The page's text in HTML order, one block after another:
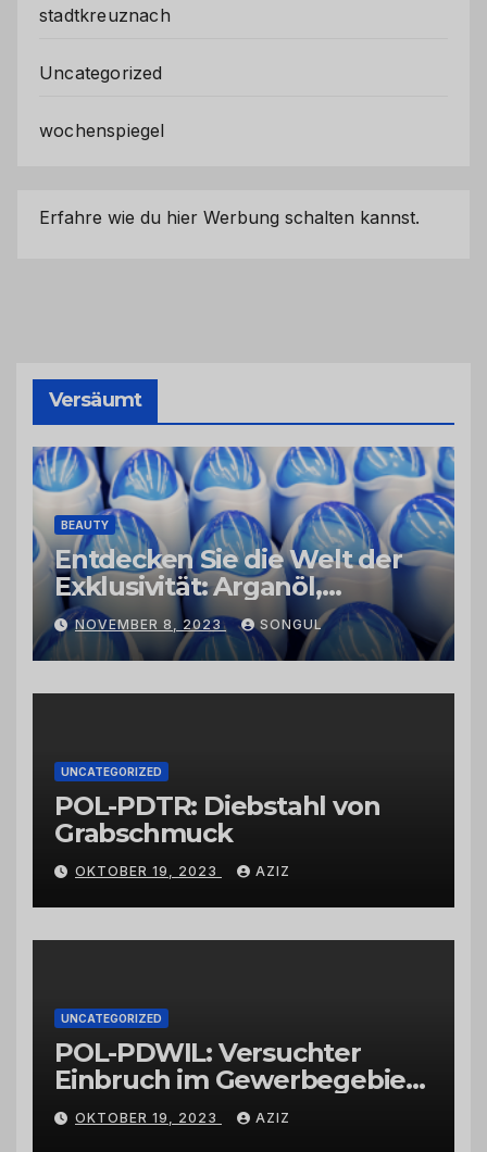
stadtkreuznach
Uncategorized
wochenspiegel
Erfahre wie du hier Werbung schalten kannst.
Versäumt
BEAUTY
Entdecken Sie die Welt der
Exklusivität: Arganöl,
Kaktusfeigenkernöl und
Schwarzkümmelöl von
vertrauenswürdigen
Großhändlern und Anbietern
NOVEMBER 8, 2023 SONGUL
UNCATEGORIZED
POL-PDTR: Diebstahl von
Grabschmuck
OKTOBER 19, 2023 AZIZ
UNCATEGORIZED
POL-PDWIL: Versuchter
Einbruch im Gewerbegebiet
Wittlich
OKTOBER 19, 2023 AZIZ